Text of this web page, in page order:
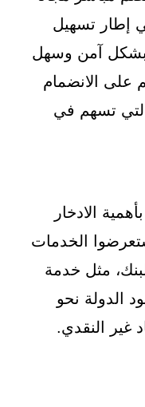
إطار تسهيل
بشكل آمن وسهل
على الانضمام
تسهم في
الادخار
الخدمات
مثل خدمة
الدولة نحو
غير النقدي.